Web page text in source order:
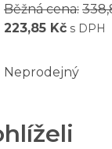
Běžná cena:
223,85 Kč s DPH
Neprodejný